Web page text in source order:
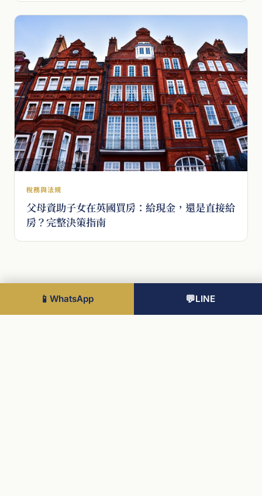
稅務與法規
父母資助子女在英國買房：給現金，還是直接給
房？完整決策指南
📱WhatsApp 💬LINE